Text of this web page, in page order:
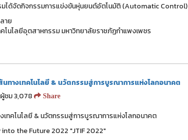
ได้จัดกิจกรรมการแข่งขันหุ่นยนต์อัตโนมัติ (Automatic Control)
าย
นโลยีอุตสาหกรรม มหาวิทยาลัยราชภัฏกำแพงเพชร
นทางเทคโนโลยี & นวัตกรรมสู่การบูรณาการแห่งโลกอนาคต
ชม 3,078
Share
เทคโนโลยี & นวัตกรรมสู่การบูรณาการแห่งโลกอนาคต
the Future 2022 "JTIF 2022"